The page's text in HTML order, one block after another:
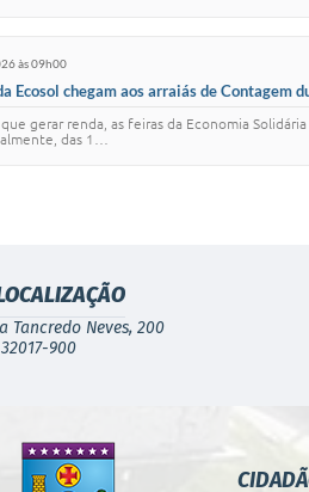
às 09h00
Ecosol chegam aos arraiás de Contagem
que gerar renda, as feiras da Economia
das 1…
Tancredo Neves, 200
32017-900